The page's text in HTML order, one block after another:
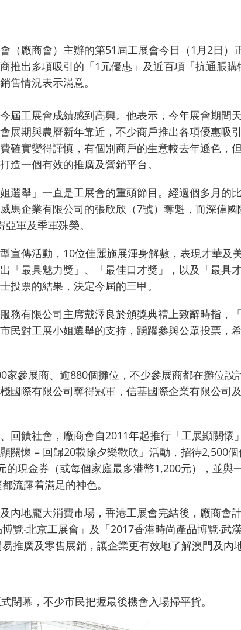
（廠商會）主辦的第51屆工展會今日（1月2日
推出多項吸引的「1元優惠」及近百項「抗通脹
售情況表示滿意。
屆工展會成績感到高興。他表示，今年展會期間
展期與農曆新年靠近，不少商戶推出各項優惠
確實變得謹慎，有個別商戶的生意較去年遜色
造一個有效的推廣及營銷平台。
選舉」一直是工展會的重頭節目。經過個多月
馬企業有限公司的張欣欣（7號）奪魁，而深偉
軍及季軍殊榮。
宣傳活動，10位佳麗施展渾身解數，表現才華
「最具魅力獎」、「最佳口才獎」，以及「最
投票的結果，決定今屆的三甲。
務有限公司主席戴澤良於頒獎典禮上致辭時指
民對工展小姐選舉的支持，踴躍參與公眾投票
家參展商、逾880個攤位，不少參展商都在攤位
國際有限公司奪得冠軍，信基國際企業有限公司
回饋社會，廠商會自2011年起推行「工展顯關
關懷 – 回歸20載除夕樂歡欣」活動，招待2,500
的現金券（或每個家庭最多港幣1,200元），並
流露着滿足的神色。
內地龐大消費市場，香港工展會完結後，廠商會
博覽‧北京工展會」及「2017香港時尚產品博覽‧
推廣及零售展銷，讓企業更有效地了解澳門及內
閉幕，不少市民把握最後機會入場掃平貨。